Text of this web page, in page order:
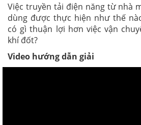
Việc truyền tải điện năng từ nhà
dùng được thực hiện như thế
có gì thuận lợi hơn việc vận
khí đốt?
Video hướng dẫn giải